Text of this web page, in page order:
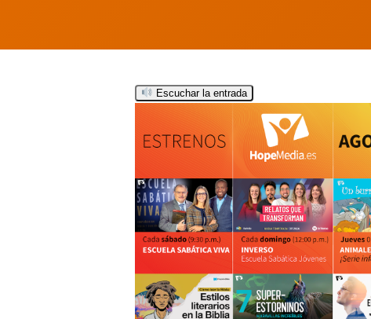
Hit enter to search or ESC to close
Escuchar la entrada